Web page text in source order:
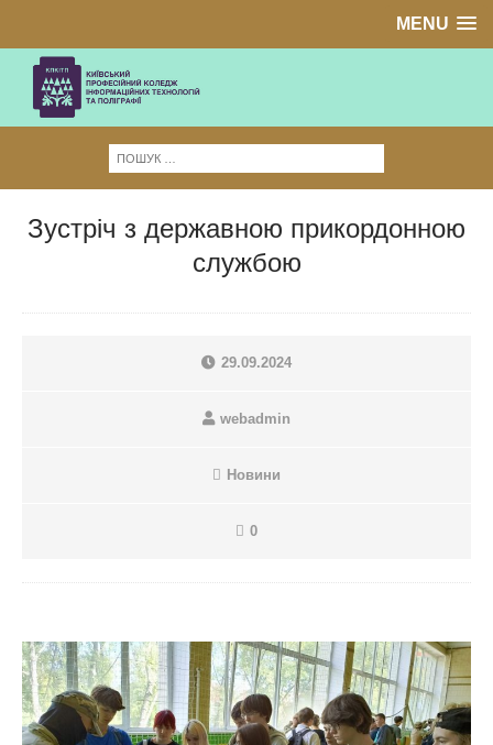
MENU
Зустріч з державною прикордонною
службою
29.09.2024
webadmin
Новини
0